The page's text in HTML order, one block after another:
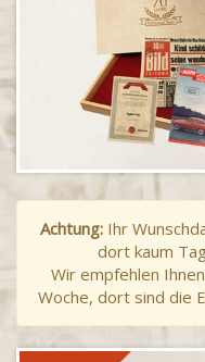
Achtung: Ihr
dort kaum
Wir empfehlen
Woche, dort sind die